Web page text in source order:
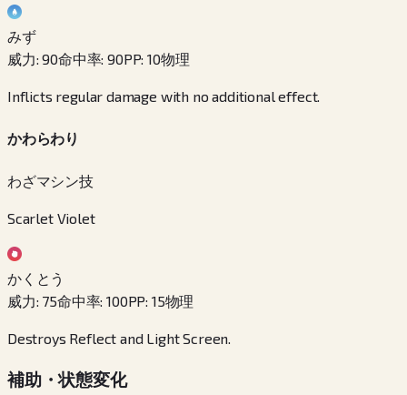
みず
威力:90命中率:90PP:10物理
Inflicts regular damage with no additional effect.
かわらわり
わざマシン技
Scarlet Violet
かくとう
威力: 75命中率:100PP: 15物理
Destroys Reflect and Light Screen.
補助・状態変化